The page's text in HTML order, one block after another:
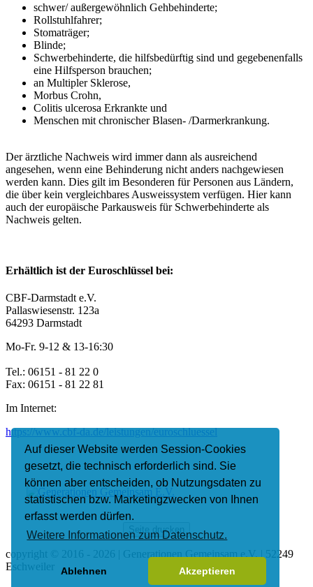
Auf dieser Website werden Session-Cookies
gesetzt, die technisch erforderlich sind. Sie
können aber entscheiden, ob Nutzungsdaten zu
statistischen bzw. Marketingzwecken von Ihnen
erfasst werden dürfen.
Weitere Informationen zum Datenschutz.
Ablehnen Akzeptieren
schwer/ außergewöhnlich Gehbehinderte;
Rollstuhlfahrer;
Stomaträger;
Blinde;
Schwerbehinderte, die hilfsbedürftig sind und gegebenenfalls
eine Hilfsperson brauchen;
an Multipler Sklerose,
Morbus Crohn,
Colitis ulcerosa Erkrankte und
Menschen mit chronischer Blasen- /Darmerkrankung.
Der ärztliche Nachweis wird immer dann als ausreichend
angesehen, wenn eine Behinderung nicht anders nachgewiesen
werden kann. Dies gilt im Besonderen für Personen aus Ländern,
die über kein vergleichbares Ausweissystem verfügen. Hier kann
auch der europäische Parkausweis für Schwerbehinderte als
Nachweis gelten.
Erhältlich ist der Euroschlüssel bei:
CBF-Darmstadt e.V.
Pallaswiesenstr. 123a
64293 Darmstadt
Mo-Fr. 9-12 & 13-16:30
Tel.: 06151 - 81 22 0
Fax: 06151 - 81 22 81
Im Internet:
https://www.cbf-da.de/leistungen/euroschluessel
Seite drucken
copyright © 2016 - 2026 | Generationen Gemeinsam e.V. | 52249
Eschweiler